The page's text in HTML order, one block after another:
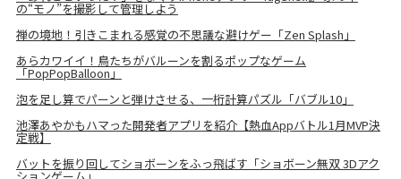
の“モノ”を撮影して管理しよう
禅の境地！引きこまれる感覚の不思議な避けゲー「Zen Splash」
あらカワイイ！鳥たちがバルーンを割るポップなゲーム
「PopPopBalloon」
泡を足し算でパーンと弾けさせる、一桁計算パズル「バブル10」
池澤あやかもハマった開発者アプリを紹介【熱血Appバトル1月MVP決
定戦】
バットを振り回してショボーンをふっ飛ばす「ショボーン無双 3Dアク